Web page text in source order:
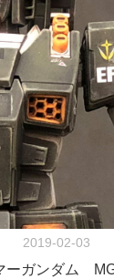
2019-02-03
ーガンダム